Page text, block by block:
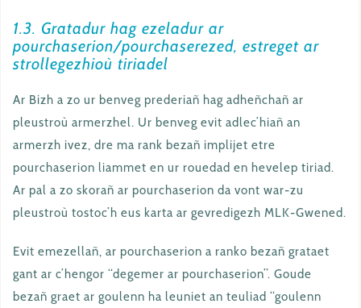
1.3. Gratadur hag ezeladur ar
pourchaserion/pourchaserezed, estreget ar
strollegezhioù tiriadel
Ar Bizh a zo ur benveg prederiañ hag adheñchañ ar
pleustroù armerzhel. Ur benveg evit adlec’hiañ an
armerzh ivez, dre ma rank bezañ implijet etre
pourchaserion liammet en ur rouedad en hevelep tiriad.
Ar pal a zo skorañ ar pourchaserion da vont war-zu
pleustroù tostoc’h eus karta ar gevredigezh MLK-Gwened.
Evit emezellañ, ar pourchaserion a ranko bezañ grataet
gant ar c’hengor “degemer ar pourchaserion”. Goude
bezañ graet ar goulenn ha leuniet an teuliad “goulenn